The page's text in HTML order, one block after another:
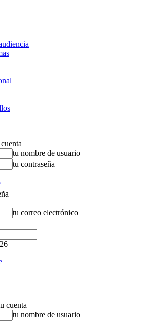
tu nombre de usuario
tu contraseña
tu correo electrónico
cuenta
tu nombre de usuario